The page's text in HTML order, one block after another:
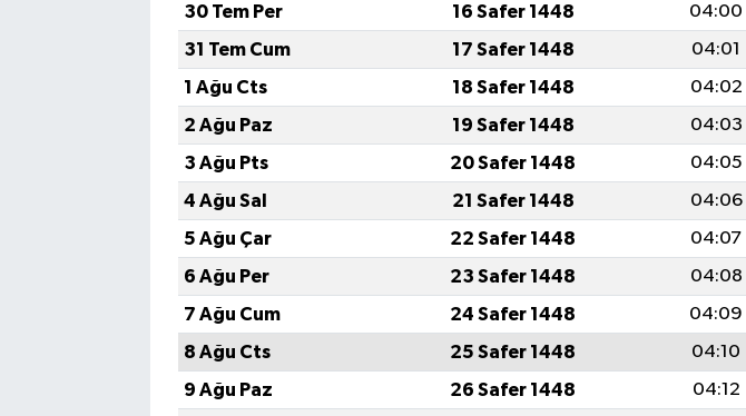
30 Tem Per
16 Safer 1448 04:00
31 Tem Cum
17 Safer 1448 04:01
1 Ağu Cts
18 Safer 1448 04:02
2 Ağu Paz
19 Safer 1448 04:03
3 Ağu Pts
20 Safer 1448 04:05
4 Ağu Sal
21 Safer 1448 04:06
5 Ağu Çar
22 Safer 1448 04:07
6 Ağu Per
23 Safer 1448 04:08
7 Ağu Cum
24 Safer 1448 04:09
8 Ağu Cts
25 Safer 1448 04:10
9 Ağu Paz
26 Safer 1448 04:12